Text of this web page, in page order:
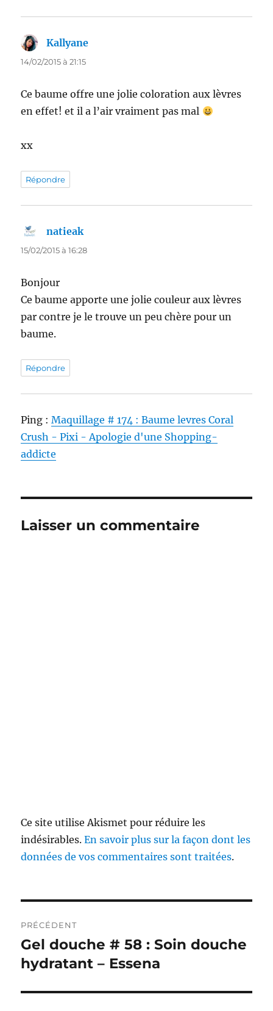
Kallyane
14/02/2015 à 21:15
Ce baume offre une jolie coloration aux lèvres
en effet! et il a l’air vraiment pas mal
xx
Répondre
natieakdit :
15/02/2015 à 16:28
Bonjour
Ce baume apporte une jolie couleur aux lèvres
par contre je le trouve un peu chère pour un
baume.
Répondre
Ping :Maquillage # 174 : Baume levres Coral
Crush - Pixi - Apologie d'une Shopping-
addicte
Laisser un commentaire
Ce site utilise Akismet pour réduire les
indésirables.En savoir plus sur la façon dont les
données de vos commentaires sont traitées.
de
l’article
PRÉCÉDENT
Publication
précédente :
Gel douche # 58 : Soin douche
hydratant – Essena